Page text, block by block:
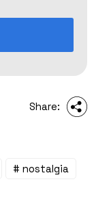
Share:
# nostalgia